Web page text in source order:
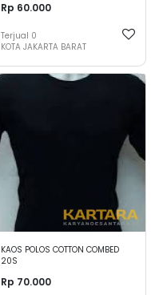
Rp 60.000
Terjual 0
KOTA JAKARTA BARAT
KAOS POLOS COTTON COMBED
20S
Rp 70.000